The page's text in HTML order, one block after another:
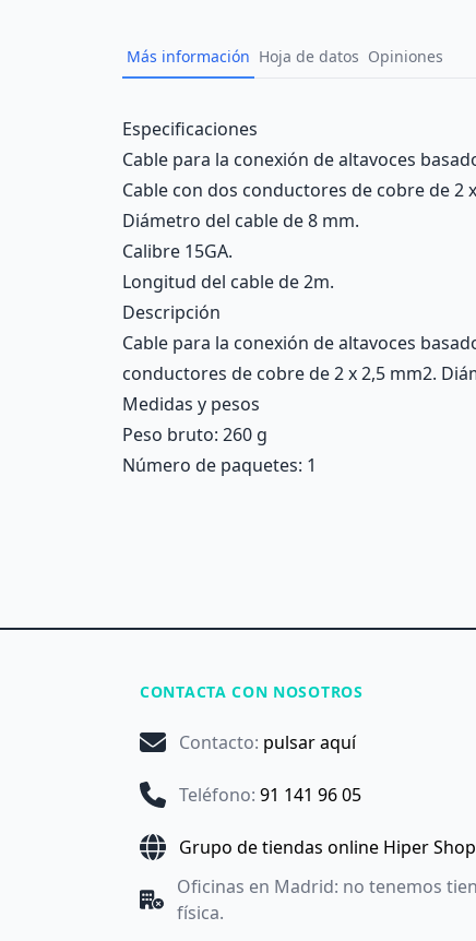
Más información Hoja de datos Opiniones
Description
Especificaciones
Cable para la conexión de altavoces
Cable con dos conductores de cobre de 2
Diámetro del cable de 8 mm.
Calibre 15GA.
Longitud del cable de 2m.
Descripción
Cable para la conexión de altavoces
conductores de cobre de 2 x 2,5 mm2.
Medidas y pesos
Peso bruto: 260 g
Número de paquetes: 1
CONTACTA CON NOSOTROS
Contacto: pulsar aquí
Teléfono: 91 141 96 05
Grupo de tiendas online Hiper
Oficinas en Madrid: no tenemos
física.